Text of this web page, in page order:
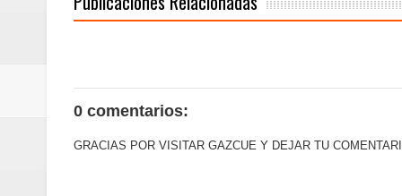
0 comentarios:
GRACIAS POR VISITAR GAZCUE Y DEJAR TU